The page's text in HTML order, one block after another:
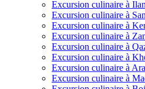
Excursion culinaire à
Excursion culinaire à
Excursion culinaire à
Excursion culinaire à
Excursion culinaire à
Excursion culinaire à
Excursion culinaire à
Excursion culinaire à